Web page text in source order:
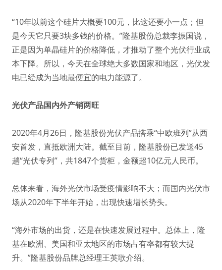
“10年以前这个硅片大概要100元，比这还要小一点；但
是今天它只要3块多钱的价格。”隆基股份总裁李振国说，
正是因为单晶硅片的价格降低，才推动了整个光伏行业成
本下降。所以，今天在全球绝大多数国家和地区，光伏发
电已经成为当地最便宜的电力能源了。
光伏产品国内外产销两旺
2020年4月26日，隆基股份光伏产品搭乘“中欧班列”从西
安首发，直抵欧洲大陆。截至目前，隆基股份已发送45
趟“光伏专列”，共1847个货柜，金额超10亿元人民币。
总体来看，海外光伏市场受疫情影响不大；而国内光伏市
场从2020年下半年开始，出现快速增长势头。
“海外市场的出货，还是在快速发展过程中。总体上，隆
基在欧洲、美国和亚太地区的市场占有率都有较大提
升。”隆基股份品牌总经理王英歌介绍。